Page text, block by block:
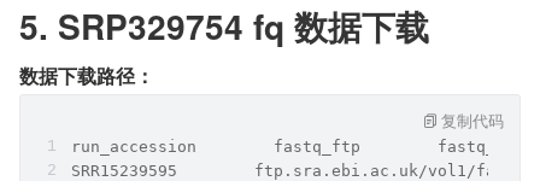
5. SRP329754 fq 数据下载
数据下载路径：
run_accession        fastq_ftp        fastq_md5
SRR15239595        ftp.sra.ebi.ac.uk/vol1/fastq/
复制代码